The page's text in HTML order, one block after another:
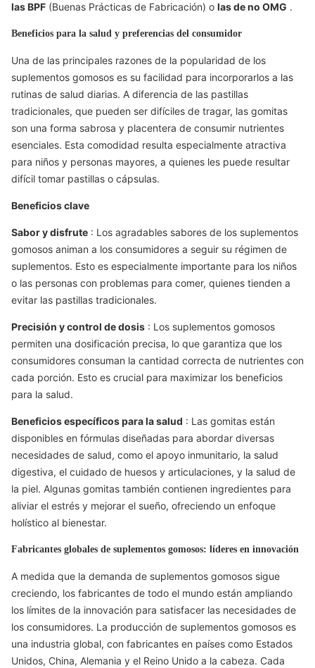
las BPF (Buenas Prácticas de Fabricación) o las de no OMG .
Beneficios para la salud y preferencias del consumidor
Una de las principales razones de la popularidad de los
suplementos gomosos es su facilidad para incorporarlos a las
rutinas de salud diarias. A diferencia de las pastillas
tradicionales, que pueden ser difíciles de tragar, las gomitas
son una forma sabrosa y placentera de consumir nutrientes
esenciales. Esta comodidad resulta especialmente atractiva
para niños y personas mayores, a quienes les puede resultar
difícil tomar pastillas o cápsulas.
Beneficios clave
Sabor y disfrute : Los agradables sabores de los suplementos
gomosos animan a los consumidores a seguir su régimen de
suplementos. Esto es especialmente importante para los niños
o las personas con problemas para comer, quienes tienden a
evitar las pastillas tradicionales.
Precisión y control de dosis : Los suplementos gomosos
permiten una dosificación precisa, lo que garantiza que los
consumidores consuman la cantidad correcta de nutrientes con
cada porción. Esto es crucial para maximizar los beneficios
para la salud.
Beneficios específicos para la salud : Las gomitas están
disponibles en fórmulas diseñadas para abordar diversas
necesidades de salud, como el apoyo inmunitario, la salud
digestiva, el cuidado de huesos y articulaciones, y la salud de
la piel. Algunas gomitas también contienen ingredientes para
aliviar el estrés y mejorar el sueño, ofreciendo un enfoque
holístico al bienestar.
Fabricantes globales de suplementos gomosos: líderes en innovación
A medida que la demanda de suplementos gomosos sigue
creciendo, los fabricantes de todo el mundo están ampliando
los límites de la innovación para satisfacer las necesidades de
los consumidores. La producción de suplementos gomosos es
una industria global, con fabricantes en países como Estados
Unidos, China, Alemania y el Reino Unido a la cabeza. Cada